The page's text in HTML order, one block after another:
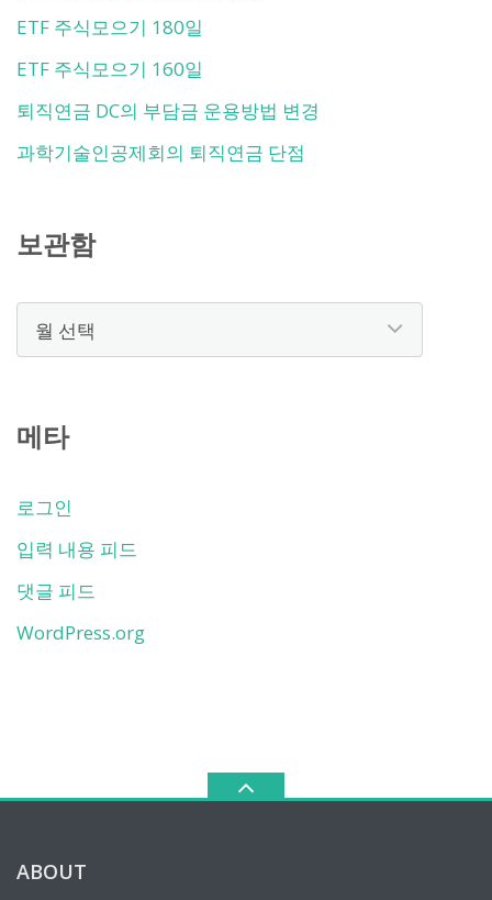
ETF 주식모으기 180일
ETF 주식모으기 160일
퇴직연금 DC의 부담금 운용방법 변경
과학기술인공제회의 퇴직연금 단점
보관함
메타
로그인
입력 내용 피드
댓글 피드
WordPress.org
ABOUT